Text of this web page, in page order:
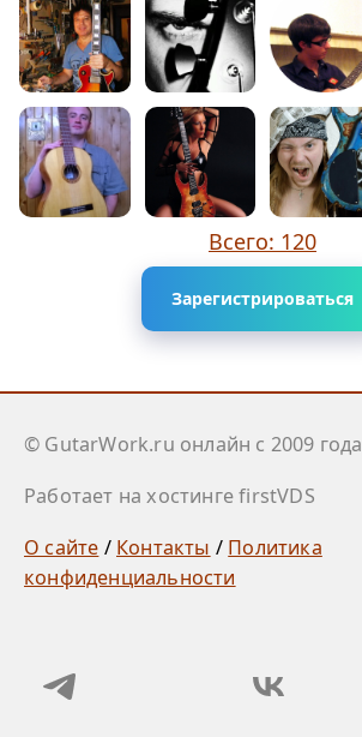
Всего: 120
Зарегистрироваться
© GutarWork.ru онлайн c 2009 года
Работает на хостинге firstVDS
О сайте / Контакты / Политика
конфиденциальности